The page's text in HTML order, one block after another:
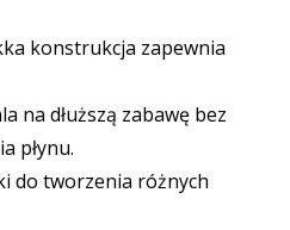
konstrukcja zapewnia
na dłuższą zabawę bez
płynu.
do tworzenia różnych